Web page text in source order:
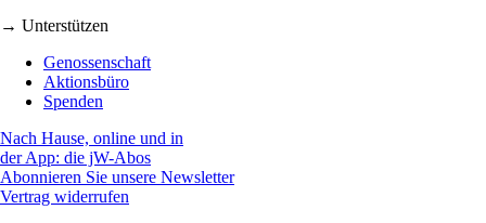
→ Unterstützen
Genossenschaft
Aktionsbüro
Spenden
Nach Hause, online und in
der App: die jW-Abos
Abonnieren Sie unsere Newsletter
Vertrag widerrufen